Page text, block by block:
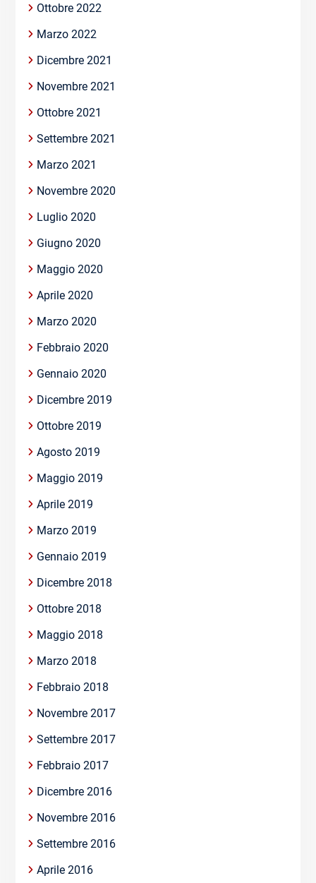
Ottobre 2022
Marzo 2022
Dicembre 2021
Novembre 2021
Ottobre 2021
Settembre 2021
Marzo 2021
Novembre 2020
Luglio 2020
Giugno 2020
Maggio 2020
Aprile 2020
Marzo 2020
Febbraio 2020
Gennaio 2020
Dicembre 2019
Ottobre 2019
Agosto 2019
Maggio 2019
Aprile 2019
Marzo 2019
Gennaio 2019
Dicembre 2018
Ottobre 2018
Maggio 2018
Marzo 2018
Febbraio 2018
Novembre 2017
Settembre 2017
Febbraio 2017
Dicembre 2016
Novembre 2016
Settembre 2016
Aprile 2016